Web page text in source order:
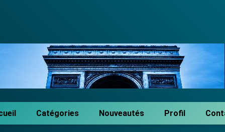
Catégories Nouveautés Profil